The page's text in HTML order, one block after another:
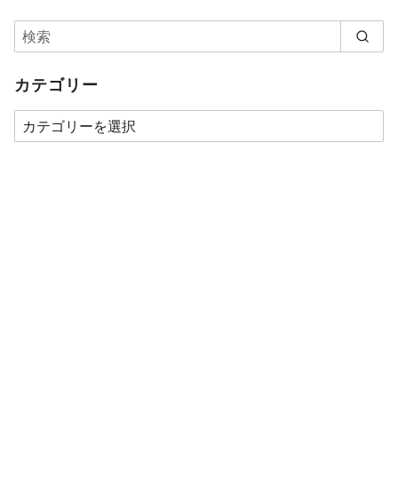
カテゴリー
カ
テ